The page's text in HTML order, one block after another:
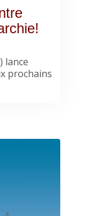
lance
prochains